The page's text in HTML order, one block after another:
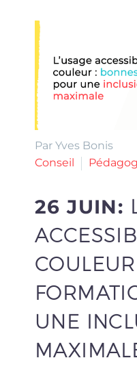
Par Yves Bonis
Conseil
26 JUIN:
UNE